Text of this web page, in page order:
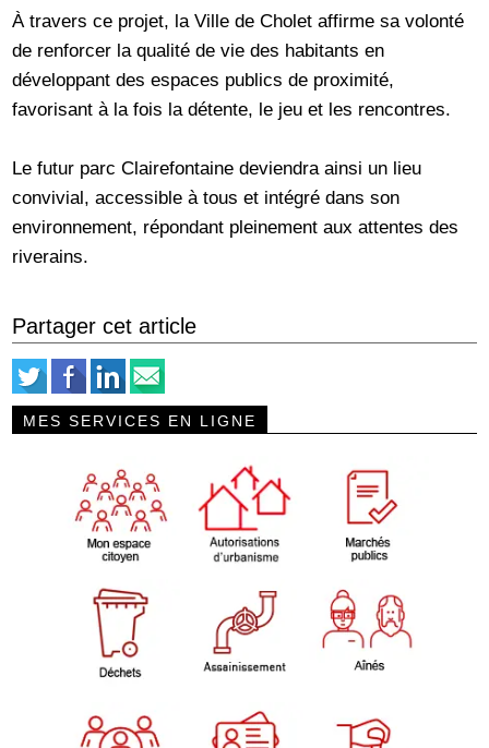
À travers ce projet, la Ville de Cholet affirme sa volonté
de renforcer la qualité de vie des habitants en
développant des espaces publics de proximité,
favorisant à la fois la détente, le jeu et les rencontres.
Le futur parc Clairefontaine deviendra ainsi un lieu
convivial, accessible à tous et intégré dans son
environnement, répondant pleinement aux attentes des
riverains.
Partager cet article
MES SERVICES EN LIGNE